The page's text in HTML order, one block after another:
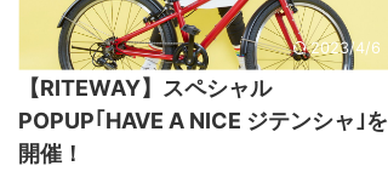
2023/4/6
【RITEWAY】スペシャル
POPUP｢HAVE A NICE ジテンシャ｣を
開催！